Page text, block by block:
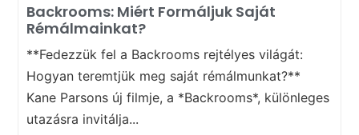
Backrooms: Miért Formáljuk Saját
Rémálmainkat?
**Fedezzük fel a Backrooms rejtélyes világát:
Hogyan teremtjük meg saját rémálmunkat?**
Kane Parsons új filmje, a *Backrooms*, különleges
utazásra invitálja...